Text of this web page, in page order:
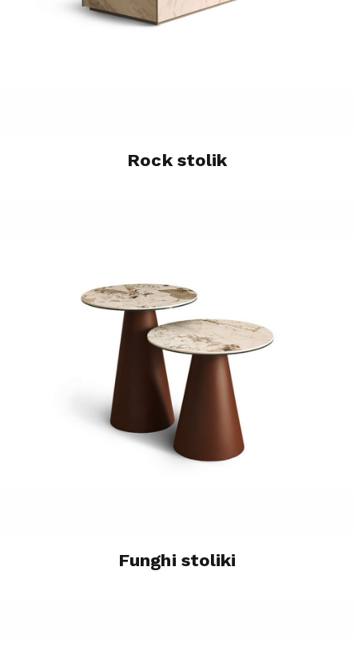
Rock stolik
Funghi stoliki